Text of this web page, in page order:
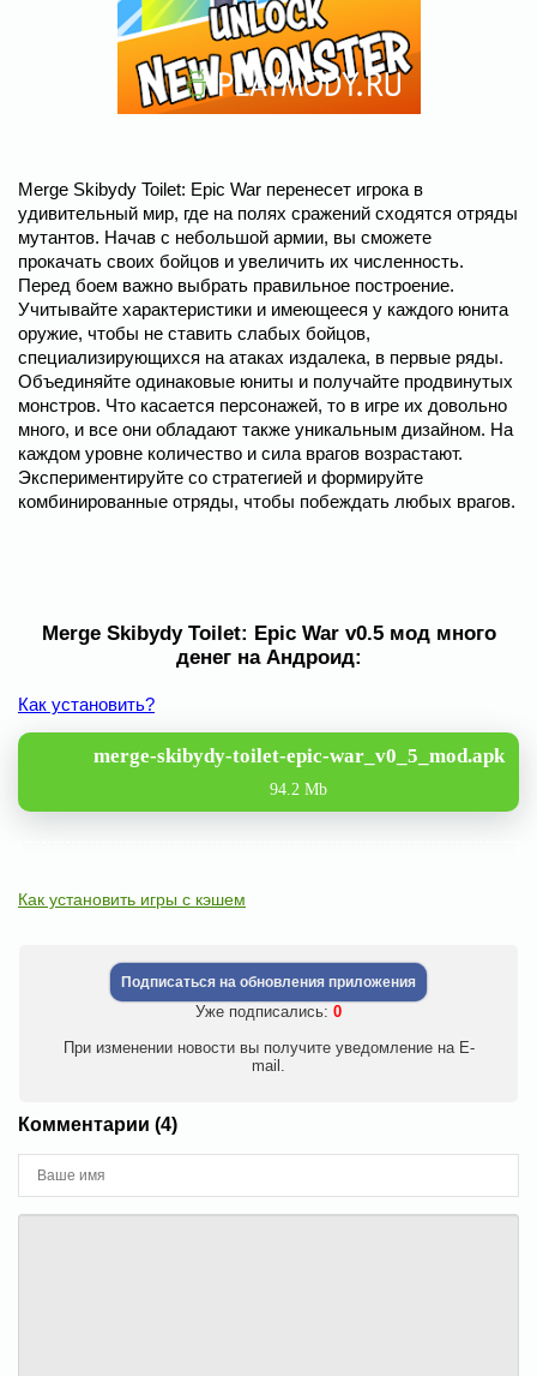
Merge Skibydy Toilet: Epic War перенесет игрока в
удивительный мир, где на полях сражений сходятся отряды
мутантов. Начав с небольшой армии, вы сможете
прокачать своих бойцов и увеличить их численность.
Перед боем важно выбрать правильное построение.
Учитывайте характеристики и имеющееся у каждого юнита
оружие, чтобы не ставить слабых бойцов,
специализирующихся на атаках издалека, в первые ряды.
Объединяйте одинаковые юниты и получайте продвинутых
монстров. Что касается персонажей, то в игре их довольно
много, и все они обладают также уникальным дизайном. На
каждом уровне количество и сила врагов возрастают.
Экспериментируйте со стратегией и формируйте
комбинированные отряды, чтобы побеждать любых врагов.
Merge Skibydy Toilet: Epic War v0.5 мод много
денег на Андроид:
Как установить?
merge-skibydy-toilet-epic-war_v0_5_mod.apk
94.2 Mb
Как установить игры с кэшем
Подписаться на обновления приложения
Уже подписались: 0
При изменении новости вы получите уведомление на E-
mail.
Комментарии (4)